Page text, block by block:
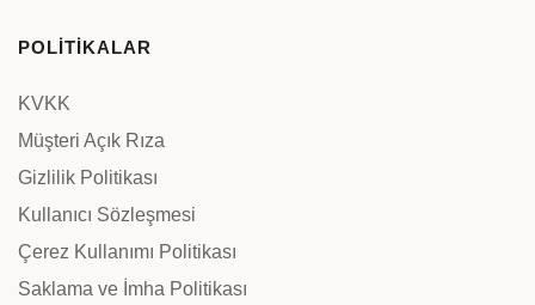
POLİTİKALAR
KVKK
Müşteri Açık Rıza
Gizlilik Politikası
Kullanıcı Sözleşmesi
Çerez Kullanımı Politikası
Saklama ve İmha Politikası